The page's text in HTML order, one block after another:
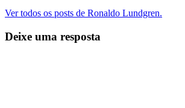
Ver todos os posts de Ronaldo Lundgren.
Deixe uma resposta